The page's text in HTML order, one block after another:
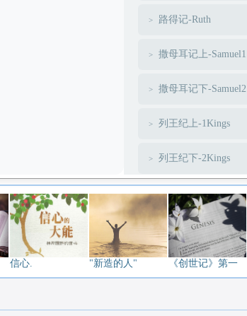
路得记-Ruth
撒母耳记上-Samuel1
撒母耳记下-Samuel2
列王纪上-1Kings
列王纪下-2Kings
历代志上-1Chronicles
历代志下-2Chronicles
以斯拉-Ezra
信心. "新造的人" 《创世记》第一